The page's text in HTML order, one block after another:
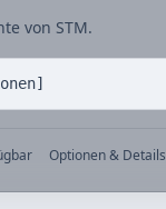
von STM.
Optionen & Details